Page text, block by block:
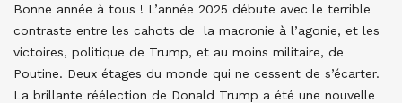
Bonne année à tous ! L’année 2025 débute avec le terrible
contraste entre les cahots de la macronie à l’agonie, et les
victoires, politique de Trump, et au moins militaire, de
Poutine. Deux étages du monde qui ne cessent de s’écarter.
La brillante réélection de Donald Trump a été une nouvelle